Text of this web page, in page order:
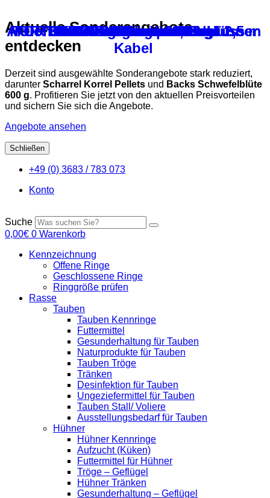
Aktuelle Sonderangebote
entdecken
Derzeit sind ausgewählte Sonderangebote stark reduziert,
darunter Scharrel Korrel Pellets und Backs Schwefelblüte
600 g. Profitieren Sie jetzt von den aktuellen Preisvorteilen
und sichern Sie sich die Angebote.
Angebote ansehen
Schließen
Inhalt
+49 (0) 3683 / 783 073
Konto
Suche
0,00€ 0 Warenkorb
Kennzeichnung
Offene Ringe
Geschlossene Ringe
Ringgröße prüfen
Rasse
Tauben
Tauben Kennringe
Futtermittel
Gesunderhaltung für Tauben
Naturprodukte für Tauben
Tauben Tröge
Tränken
Desinfektion für Tauben
Ungeziefermittel für Tauben
Tauben Stall/ Voliere
Ausstellungsbedarf für Tauben
Hühner
Hühner Kennringe
Aufzucht (Küken)
Futtermittel für Hühner
Tröge – Geflügel
Hühner Tränken
Gesunderhaltung – Geflügel
FORTEX – Flügelmarken für Hühner
LISA – Kükenmarken
LEA – Kükenmarken
FORTEX – Druckknopfverschlüsse
RISTA – Kükenmarken
Backs Balance – 1000 ml
Backs Siegergrit 2,5 kg
Backs Badesalz – 600 g
Aktions-Infrarot-Wärmestrahler 2,5 m
Kabel